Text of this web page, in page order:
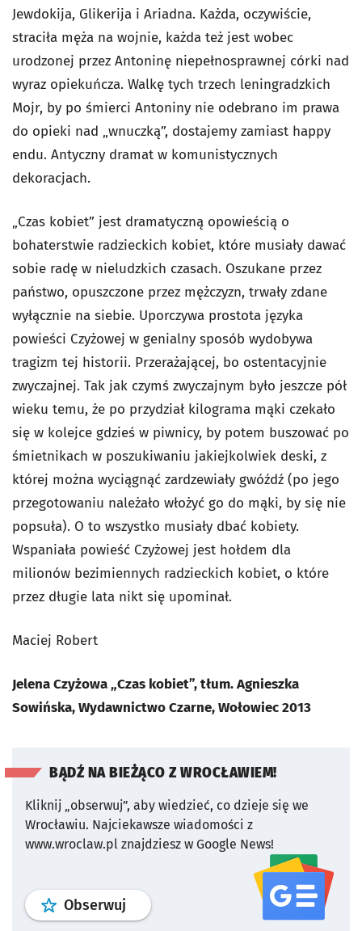
Jewdokija, Glikerija i Ariadna. Każda, oczywiście,
straciła męża na wojnie, każda też jest wobec
urodzonej przez Antoninę niepełnosprawnej córki nad
wyraz opiekuńcza. Walkę tych trzech leningradzkich
Mojr, by po śmierci Antoniny nie odebrano im prawa
do opieki nad „wnuczką”, dostajemy zamiast happy
endu. Antyczny dramat w komunistycznych
dekoracjach.
„Czas kobiet” jest dramatyczną opowieścią o
bohaterstwie radzieckich kobiet, które musiały dawać
sobie radę w nieludzkich czasach. Oszukane przez
państwo, opuszczone przez mężczyzn, trwały zdane
wyłącznie na siebie. Uporczywa prostota języka
powieści Czyżowej w genialny sposób wydobywa
tragizm tej historii. Przerażającej, bo ostentacyjnie
zwyczajnej. Tak jak czymś zwyczajnym było jeszcze pół
wieku temu, że po przydział kilograma mąki czekało
się w kolejce gdzieś w piwnicy, by potem buszować po
śmietnikach w poszukiwaniu jakiejkolwiek deski, z
której można wyciągnąć zardzewiały gwóźdź (po jego
przegotowaniu należało włożyć go do mąki, by się nie
popsuła). O to wszystko musiały dbać kobiety.
Wspaniała powieść Czyżowej jest hołdem dla
milionów bezimiennych radzieckich kobiet, o które
przez długie lata nikt się upominał.
Maciej Robert
Jelena Czyżowa „Czas kobiet”, tłum. Agnieszka
Sowińska, Wydawnictwo Czarne, Wołowiec 2013
BĄDŹ NA BIEŻĄCO Z WROCŁAWIEM!
Kliknij „obserwuj”, aby wiedzieć, co dzieje się we
Wrocławiu. Najciekawsze wiadomości z
www.wroclaw.pl znajdziesz w Google News!
Obserwuj profil serwisu